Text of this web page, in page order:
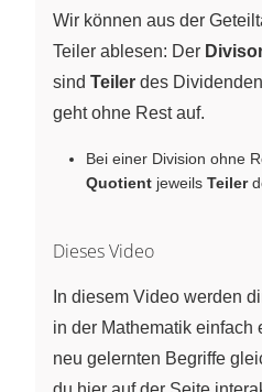
Wir können aus der
Teiler ablesen: Der
sind Teiler des Dividenden
geht ohne Rest auf.
Bei einer Division ohne
Quotient jeweils Teiler
Dieses Video
In diesem Video werden
in der Mathematik einfach
neu gelernten Begriffe